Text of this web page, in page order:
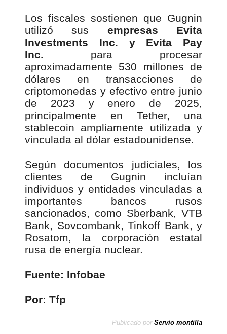
Los fiscales sostienen que Gugnin
utilizó sus empresas Evita
Investments Inc. y Evita Pay
Inc. para procesar
aproximadamente 530 millones de
dólares en transacciones de
criptomonedas y efectivo entre junio
de 2023 y enero de 2025,
principalmente en Tether, una
stablecoin ampliamente utilizada y
vinculada al dólar estadounidense.
Según documentos judiciales, los
clientes de Gugnin incluían
individuos y entidades vinculadas a
importantes bancos rusos
sancionados, como Sberbank, VTB
Bank, Sovcombank, Tinkoff Bank, y
Rosatom, la corporación estatal
rusa de energía nuclear.
Fuente: Infobae
Por: Tfp
Publicado por Servio montilla